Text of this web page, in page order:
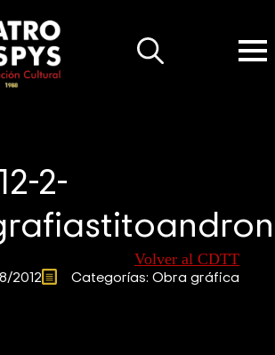
2-
Volver al CDTT
2012 Categorías: Obra gráfica